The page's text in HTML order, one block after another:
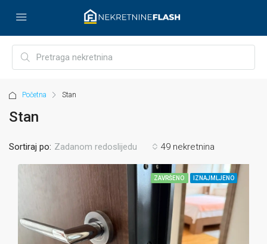
Početna Stan
Stan
49 nekretnina
Sortiraj po: Zadanom redoslijedu
ZAVRŠENO IZNAJMLJENO